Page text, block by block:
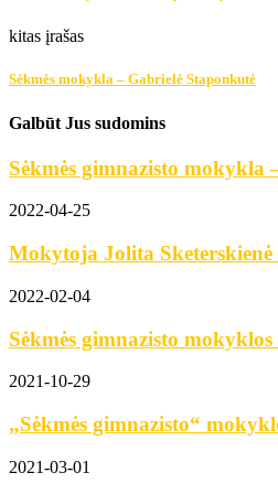
kitas įrašas
Sėkmės mokykla – Gabrielė Staponkutė
Galbūt Jus sudomins
Sėkmės gimnazisto mokykla
2022-04-25
Mokytoja Jolita
2022-02-04
Sėkmės gimnazisto
2021-10-29
„Sėkmės gimnazisto“
2021-03-01